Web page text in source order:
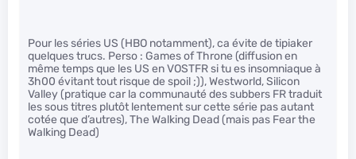
Pour les séries US (HBO notamment), ca évite de tipiaker
quelques trucs. Perso : Games of Throne (diffusion en
même temps que les US en VOSTFR si tu es insomniaque à
3h00 évitant tout risque de spoil ;)), Westworld, Silicon
Valley (pratique car la communauté des subbers FR traduit
les sous titres plutôt lentement sur cette série pas autant
cotée que d’autres), The Walking Dead (mais pas Fear the
Walking Dead)